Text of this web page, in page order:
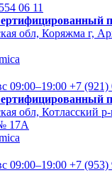
06 11
обл, Коряжма г,
09:00–19:00 +7 (921)
обл, Котласский р-
17А
09:00–19:00 +7 (953)